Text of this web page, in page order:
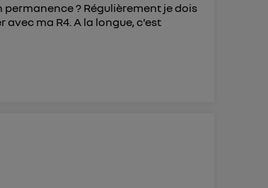
? Régulièrement je dois
ma R4. A la longue, c'est